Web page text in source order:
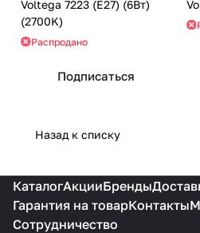
Voltega 7223 (E27) (6Вт)
(2700K)
Распродано
Подписаться
Назад к списку
КаталогАкцииБренды
Гарантия на товарКонтакты
Сотрудничество